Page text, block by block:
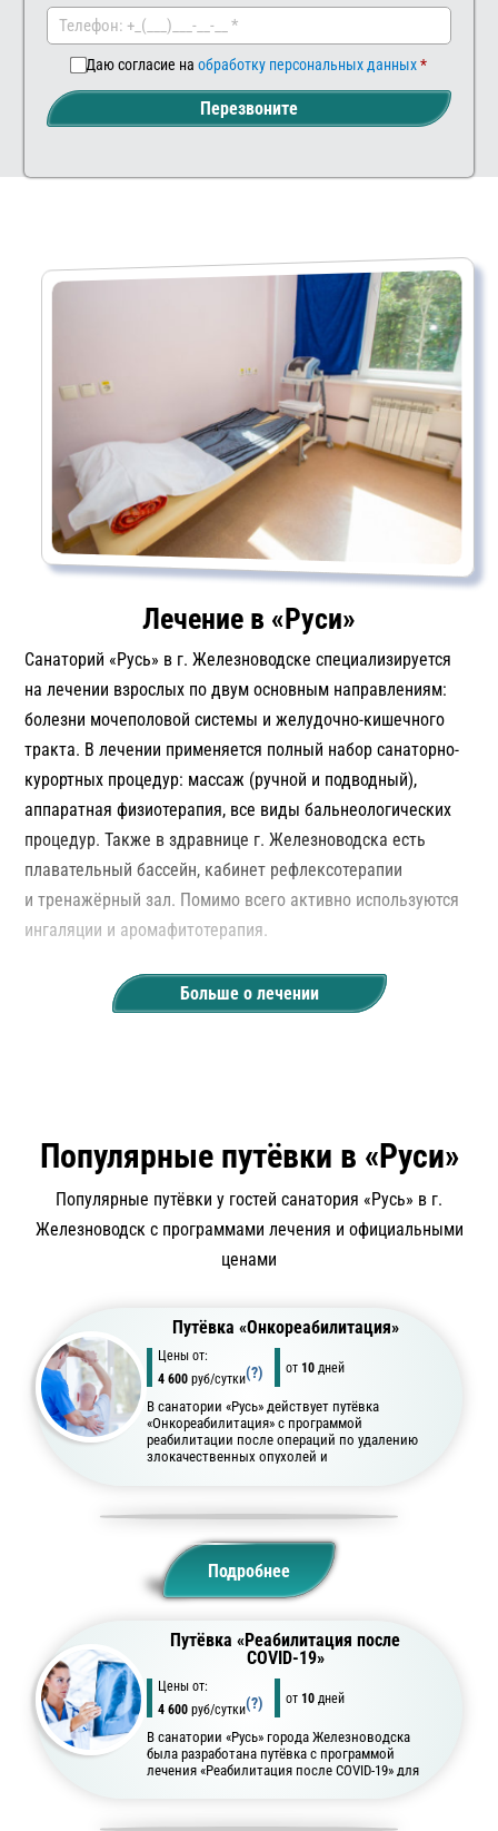
мен
тар
ий
Даю согласие на обработку персональных данных
Перезвоните
Лечение в «Руси»
Санаторий «Русь» в г. Железноводске специализируется
на лечении взрослых по двум основным направлениям:
болезни мочеполовой системы и желудочно-кишечного
тракта. В лечении применяется полный набор санаторно-
курортных процедур: массаж (ручной и подводный),
аппаратная физиотерапия, все виды бальнеологических
процедур. Также в здравнице г. Железноводска есть
плавательный бассейн, кабинет рефлексотерапии
и тренажёрный зал. Помимо всего активно используются
ингаляции и аромафитотерапия.
Для корректного назначения лечения, в санатории «Русь»
действует свой диагностический центр с современным
Больше о лечении
Популярные путёвки в «Руси»
Популярные путёвки у гостей санатория «Русь» в г.
Железноводск с программами лечения и официальными
ценами
Путёвка «Онкореабилитация»
Цены от:
4 600 руб/сутки(?) от 10 дней
В санатории «Русь» действует путёвка
«Онкореабилитация» с программой
реабилитации после операций по удалению
злокачественных опухолей и
Подробнее
Путёвка «Реабилитация после
COVID-19»
Цены от:
4 600 руб/сутки(?) от 10 дней
В санатории «Русь» города Железноводска
была разработана путёвка с программой
лечения «Реабилитация после COVID-19» для